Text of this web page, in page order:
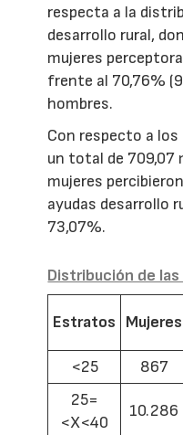
respecta a la
desarrollo rural,
mujeres
frente al 70,76%
hombres.
Con respecto a
un total de 709,07
mujeres
ayudas desarrollo
73,07%.
Distribución de
Estratos Mujeres
<25
867
25=
<X<40
10.286